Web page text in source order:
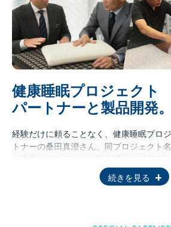
健康睡眠プロジェクト
パートナーと製品開発。
経験だけに頼ることなく、健康睡眠プロ
トナーの桑田真澄さん、同プロジェクト
ストの知見もお借りしながら常に新しい
戦し、何度も試作を重ねながら最終仕様
続きを見る